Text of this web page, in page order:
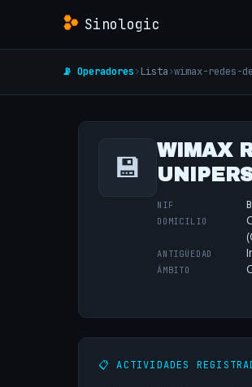
Sinologic
📡 Operadores› Lista›wimax-redes-
💾
WIMAX
NIF
DOMICILIO
ANTIGÜEDAD
ÁMBITO
📋 ACTIVIDADES